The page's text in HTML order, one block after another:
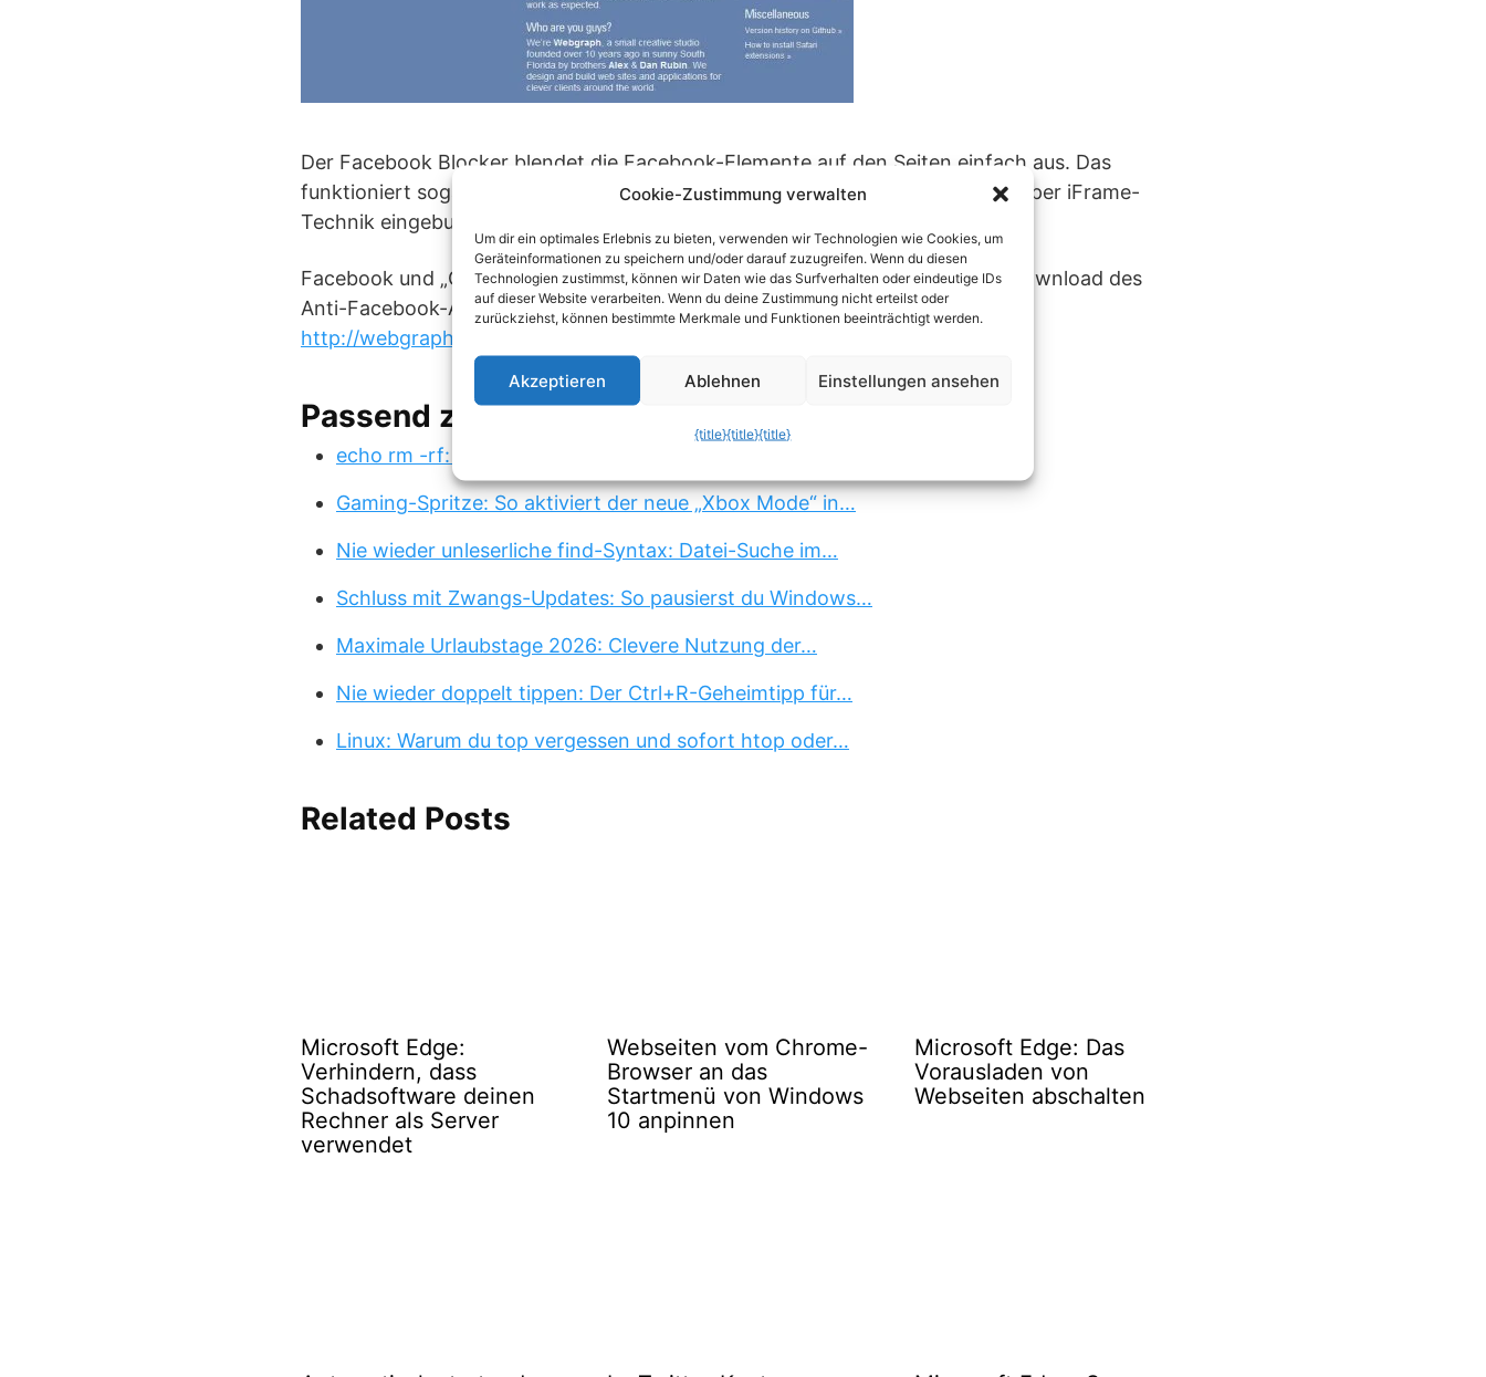
Der Facebook Blocker blendet die Facebook-Elemente auf den Seiten einfach aus. Das
funktioniert sogar mit „Gefällt mir“-Schaltflächen oder Empfehlungslisten, die per iFrame-
Technik eingebunden werden.
Facebook und „Gefällt mir“ adé mit dem Facebook Blocker. Hier geht’s zum Download des
Anti-Facebook-Add-Ons für Chrome, Firefox und Safari:
http://webgraph.com/resources/facebookblocker/
Passend zum Thema »
echo rm -rf: Der 4-Buchstaben-Trick, der dein…
Gaming-Spritze: So aktiviert der neue „Xbox Mode“ in…
Nie wieder unleserliche find-Syntax: Datei-Suche im…
Schluss mit Zwangs-Updates: So pausierst du Windows…
Maximale Urlaubstage 2026: Clevere Nutzung der…
Nie wieder doppelt tippen: Der Ctrl+R-Geheimtipp für…
Linux: Warum du top vergessen und sofort htop oder…
Related Posts
Microsoft Edge:
Verhindern, dass
Schadsoftware deinen
Rechner als Server
verwendet
Webseiten vom Chrome-
Browser an das
Startmenü von Windows
10 anpinnen
Microsoft Edge: Das
Vorausladen von
Webseiten abschalten
Cookie-Zustimmung verwalten
Um dir ein optimales Erlebnis zu bieten, verwenden wir Technologien wie Cookies, um
Geräteinformationen zu speichern und/oder darauf zuzugreifen. Wenn du diesen
Technologien zustimmst, können wir Daten wie das Surfverhalten oder eindeutige IDs
auf dieser Website verarbeiten. Wenn du deine Zustimmung nicht erteilst oder
zurückziehst, können bestimmte Merkmale und Funktionen beeinträchtigt werden.
Akzeptieren Ablehnen Einstellungen ansehen
{title}{title}{title}